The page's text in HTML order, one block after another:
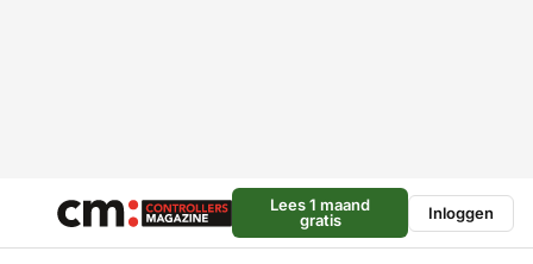
Lees 1 maand
gratis
Inloggen